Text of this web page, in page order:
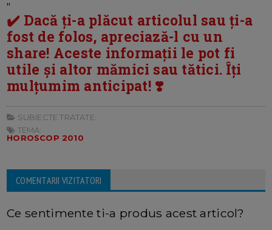
"
✔️ Dacă ți-a plăcut articolul sau ți-a
fost de folos, apreciază-l cu un
share! Aceste informații le pot fi
utile și altor mămici sau tătici. Îți
mulțumim anticipat! ❣️
SUBIECTE TRATATE:
TEMA:
HOROSCOP 2010
COMENTARII VIZITATORI
Ce sentimente ti-a produs acest articol?